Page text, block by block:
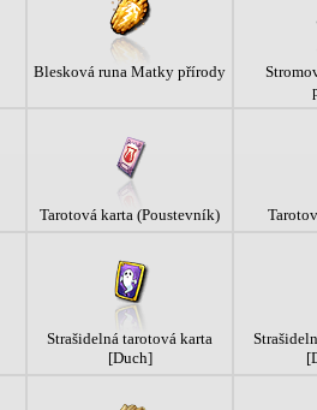
Blesková runa Matky přírody
Tarotová karta (Poustevník)
Strašidelná tarotová karta
[Duch]